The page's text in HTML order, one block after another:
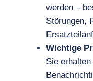
werden –
Störungen,
Wichtige
Sie